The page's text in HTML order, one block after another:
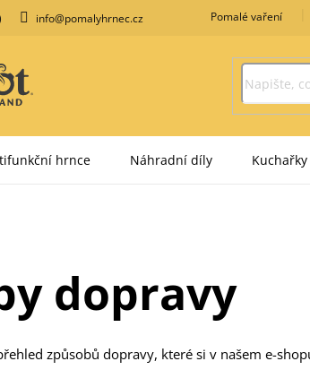
info@pomalyhrnec.cz Pomalé vaření
hrnce Náhradní díly Kuchařky
dopravy
způsobů dopravy, které si v našem e-